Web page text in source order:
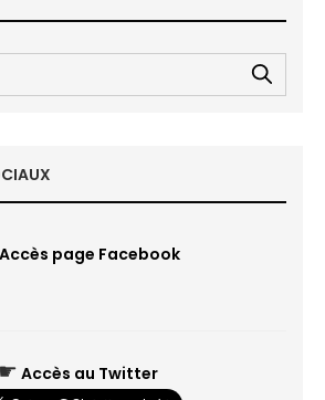
Accès page Facebook
☛ Accès au Twitter